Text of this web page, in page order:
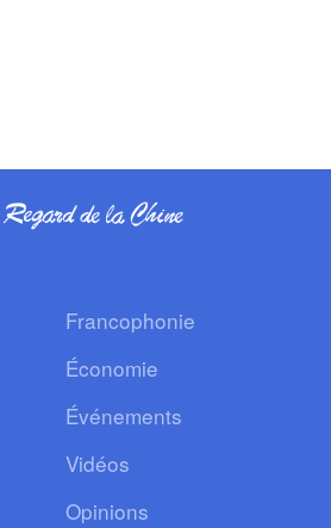
Francophonie
Économie
Événements
Vidéos
Opinions